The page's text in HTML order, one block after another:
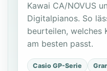
Kawai CA/NOVUS
Digitalpianos. So
beurteilen, welches
am besten passt.
Casio GP-Serie